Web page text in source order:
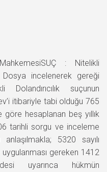
: Nitelikli
Dosya incelenerek gereği
Dolandırıcılık suçunun
itibariyle tabi olduğu 765
göre hesaplanan beş yıllık
tarihli sorgu ve inceleme
5320 sayılı
gereken 1412
uyarınca hükmün